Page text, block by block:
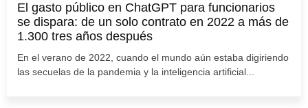
El gasto público en ChatGPT para funcionarios
se dispara: de un solo contrato en 2022 a más de
1.300 tres años después
En el verano de 2022, cuando el mundo aún estaba digiriendo
las secuelas de la pandemia y la inteligencia artificial...